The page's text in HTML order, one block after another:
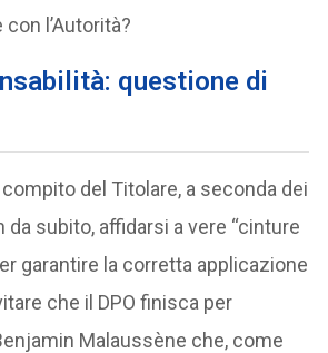
l’Autorità?
questione di
del Titolare, a seconda dei
subito, affidarsi a vere “cinture
garantire la corretta applicazione
che il DPO finisca per
Malaussène che, come